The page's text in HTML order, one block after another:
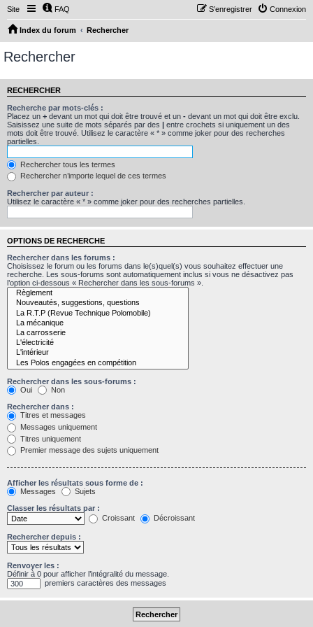
Site FAQ Connexion
S’enregistrer
Index du forum Rechercher
Rechercher
RECHERCHER
Recherche par mots-clés :
Placez un + devant un mot qui doit être trouvé et un - devant un mot qui doit être exclu.
Saisissez une suite de mots séparés par des | entre crochets si uniquement un des
mots doit être trouvé. Utilisez le caractère « * » comme joker pour des recherches
partielles.
Rechercher tous les termes
Rechercher n’importe lequel de ces termes
Rechercher par auteur :
Utilisez le caractère « * » comme joker pour des recherches partielles.
OPTIONS DE RECHERCHE
Rechercher dans les forums :
Choisissez le forum ou les forums dans le(s)quel(s) vous souhaitez effectuer une
recherche. Les sous-forums sont automatiquement inclus si vous ne désactivez pas
l’option ci-dessous « Rechercher dans les sous-forums ».
Rechercher dans les sous-forums :
Oui
Non
Rechercher dans :
Titres et messages
Messages uniquement
Titres uniquement
Premier message des sujets uniquement
Afficher les résultats sous forme de :
Messages
Sujets
Classer les résultats par :
Croissant
Décroissant
Rechercher depuis :
Renvoyer les :
Définir à 0 pour afficher l’intégralité du message.
premiers caractères des messages